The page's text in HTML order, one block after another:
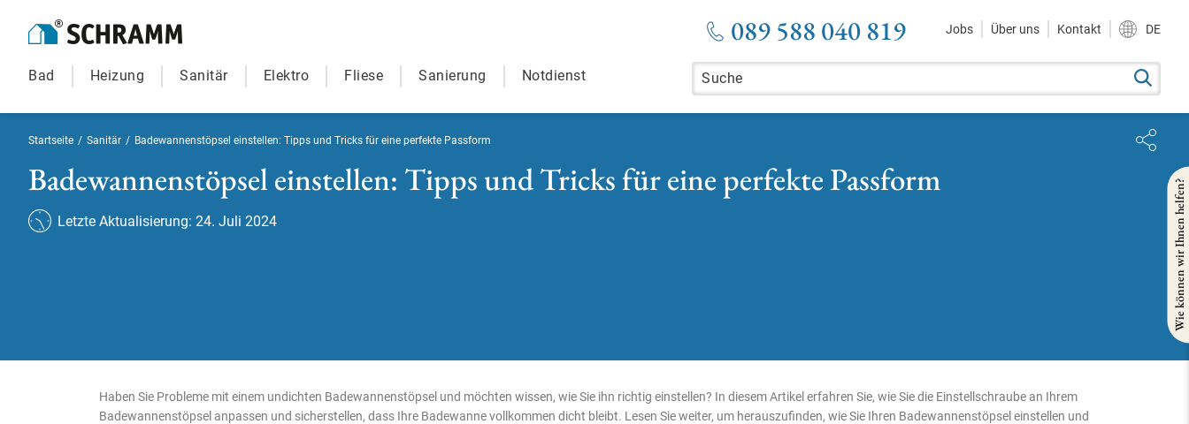
089 588 040 819 Jobs Über uns Kontakt DE
Bad Heizung Sanitär Elektro Fliese Sanierung Notdienst
Startseite / Sanitär / Badewannenstöpsel einstellen: Tipps und Tricks für eine perfekte Passform
Badewannenstöpsel einstellen: Tipps und Tricks für eine perfekte Passform
Letzte Aktualisierung: 24. Juli 2024
Haben Sie Probleme mit einem undichten Badewannenstöpsel und möchten wissen, wie Sie ihn richtig einstellen? In diesem Artikel erfahren Sie, wie Sie die Einstellschraube an Ihrem
Badewannenstöpsel anpassen und sicherstellen, dass Ihre Badewanne vollkommen dicht bleibt. Lesen Sie weiter, um herauszufinden, wie Sie Ihren Badewannenstöpsel einstellen und
Wie können wir Ihnen helfen?